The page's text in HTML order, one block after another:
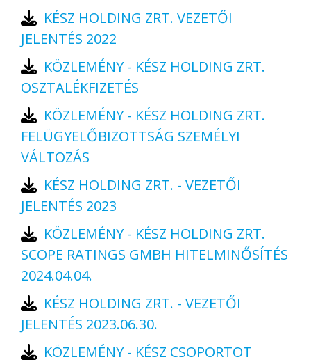
KÉSZ HOLDING ZRT. VEZETŐI
JELENTÉS 2022
KÖZLEMÉNY - KÉSZ HOLDING ZRT.
OSZTALÉKFIZETÉS
KÖZLEMÉNY - KÉSZ HOLDING ZRT.
FELÜGYELŐBIZOTTSÁG SZEMÉLYI
VÁLTOZÁS
KÉSZ HOLDING ZRT. - VEZETŐI
JELENTÉS 2023
KÖZLEMÉNY - KÉSZ HOLDING ZRT.
SCOPE RATINGS GMBH HITELMINŐSÍTÉS
2024.04.04.
KÉSZ HOLDING ZRT. - VEZETŐI
JELENTÉS 2023.06.30.
KÖZLEMÉNY - KÉSZ CSOPORTOT